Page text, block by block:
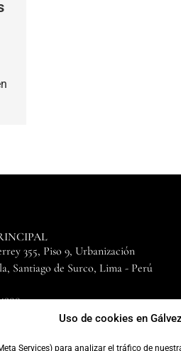
Uso de cookies en
Services) para analizar el tráfico de
355, Piso 9, Urbanización
Santiago de Surco, Lima - Perú
Gálvez Monteagudo Abogados